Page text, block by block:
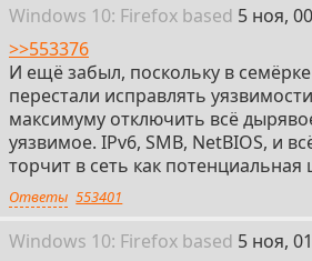
Windows 10: Firefox based 32
5 ноя,
>>553376
И ещё забыл, поскольку в
перестали исправлять
максимуму отключить всё
уязвимое. IPv6, SMB, NetBIOS, и
торчит в сеть как потенциальная
Ответы 553401
Windows 10: Firefox based 33
5 ноя,